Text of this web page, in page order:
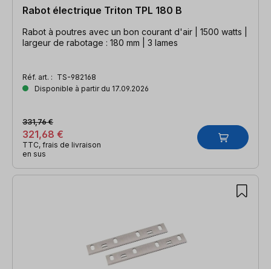
Rabot électrique Triton TPL 180 B
Rabot à poutres avec un bon courant d'air | 1500 watts |
largeur de rabotage : 180 mm | 3 lames
Réf. art. : TS-982168
Disponible à partir du 17.09.2026
321,68 €
331,76 €
TTC, frais de livraison
en sus